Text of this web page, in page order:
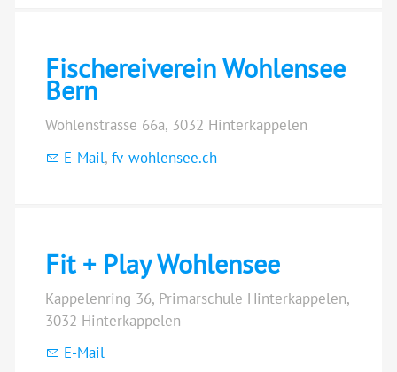
Fischereiverein Wohlensee
Bern
Wohlenstrasse 66a, 3032 Hinterkappelen
E-Mail, fv-wohlensee.ch
Fit + Play Wohlensee
Kappelenring 36, Primarschule Hinterkappelen,
3032 Hinterkappelen
E-Mail